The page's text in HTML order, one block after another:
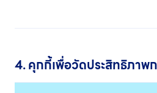
4. คุกกี้เพื่อวัดประสิทธิภาพ